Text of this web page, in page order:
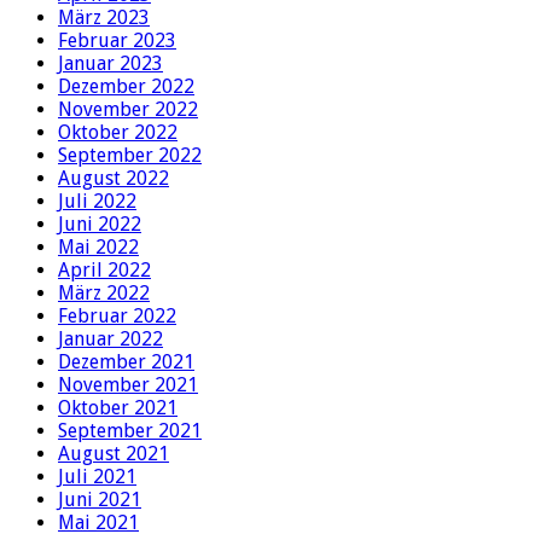
März 2023
Februar 2023
Januar 2023
Dezember 2022
November 2022
Oktober 2022
September 2022
August 2022
Juli 2022
Juni 2022
Mai 2022
April 2022
März 2022
Februar 2022
Januar 2022
Dezember 2021
November 2021
Oktober 2021
September 2021
August 2021
Juli 2021
Juni 2021
Mai 2021